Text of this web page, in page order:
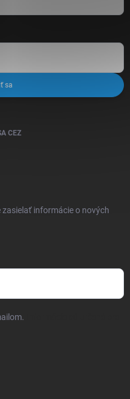
sa
CEZ
informácie o nových